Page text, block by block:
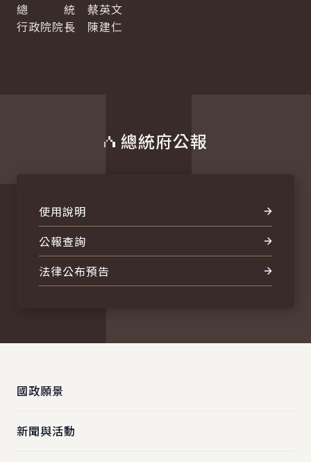
總 統 蔡英文
行政院院長 陳建仁
總統府公報
使用說明
公報查詢
法律公布預告
國政願景
新聞與活動